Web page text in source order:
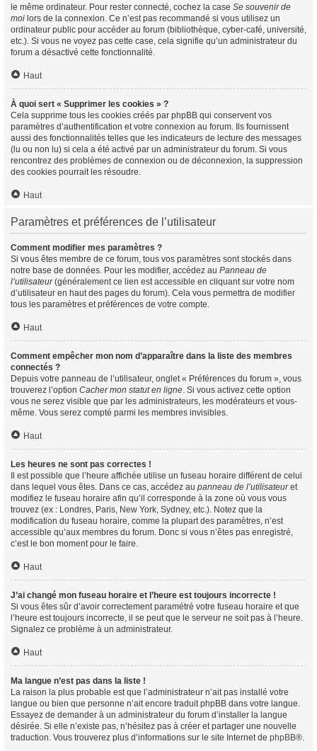
le même ordinateur. Pour rester connecté, cochez la case Se souvenir de
moi lors de la connexion. Ce n’est pas recommandé si vous utilisez un
ordinateur public pour accéder au forum (bibliothèque, cyber-café, université,
etc.). Si vous ne voyez pas cette case, cela signifie qu’un administrateur du
forum a désactivé cette fonctionnalité.
Haut
À quoi sert « Supprimer les cookies » ?
Cela supprime tous les cookies créés par phpBB qui conservent vos
paramètres d’authentification et votre connexion au forum. Ils fournissent
aussi des fonctionnalités telles que les indicateurs de lecture des messages
(lu ou non lu) si cela a été activé par un administrateur du forum. Si vous
rencontrez des problèmes de connexion ou de déconnexion, la suppression
des cookies pourrait les résoudre.
Haut
Paramètres et préférences de l’utilisateur
Comment modifier mes paramètres ?
Si vous êtes membre de ce forum, tous vos paramètres sont stockés dans
notre base de données. Pour les modifier, accédez au Panneau de
l’utilisateur(généralement ce lien est accessible en cliquant sur votre nom
d’utilisateur en haut des pages du forum). Cela vous permettra de modifier
tous les paramètres et préférences de votre compte.
Haut
Comment empêcher mon nom d’apparaître dans la liste des membres
connectés ?
Depuis votre panneau de l’utilisateur, onglet « Préférences du forum », vous
trouverez l’option Cacher mon statut en ligne. Si vous activez cette option
vous ne serez visible que par les administrateurs, les modérateurs et vous-
même. Vous serez compté parmi les membres invisibles.
Haut
Les heures ne sont pas correctes !
Il est possible que l’heure affichée utilise un fuseau horaire différent de celui
dans lequel vous êtes. Dans ce cas, accédez au panneau de l’utilisateuret
modifiez le fuseau horaire afin qu’il corresponde à la zone où vous vous
trouvez (ex : Londres, Paris, New York, Sydney, etc.). Notez que la
modification du fuseau horaire, comme la plupart des paramètres, n’est
accessible qu’aux membres du forum. Donc si vous n’êtes pas enregistré,
c’est le bon moment pour le faire.
Haut
J’ai changé mon fuseau horaire et l’heure est toujours incorrecte !
Si vous êtes sûr d’avoir correctement paramétré votre fuseau horaire et que
l’heure est toujours incorrecte, il se peut que le serveur ne soit pas à l’heure.
Signalez ce problème à un administrateur.
Haut
Ma langue n’est pas dans la liste !
La raison la plus probable est que l’administrateur n’ait pas installé votre
langue ou bien que personne n’ait encore traduit phpBB dans votre langue.
Essayez de demander à un administrateur du forum d’installer la langue
désirée. Si elle n’existe pas, n’hésitez pas à créer et partager une nouvelle
traduction. Vous trouverez plus d’informations sur le site Internet de phpBB®.